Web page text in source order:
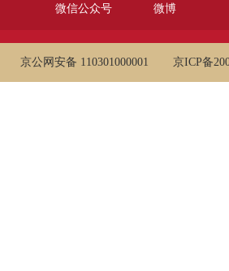
微信公众号 微博
京公网安备 110301000001 京ICP备